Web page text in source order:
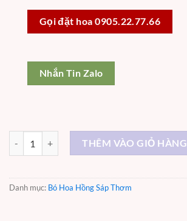
Gọi đặt hoa 0905.22.77.66
Nhắn Tin Zalo
Mặt trời - ST023 số lượngTHÊM VÀO GIỎ HÀNG
Danh mục: Bó Hoa Hồng Sáp Thơm